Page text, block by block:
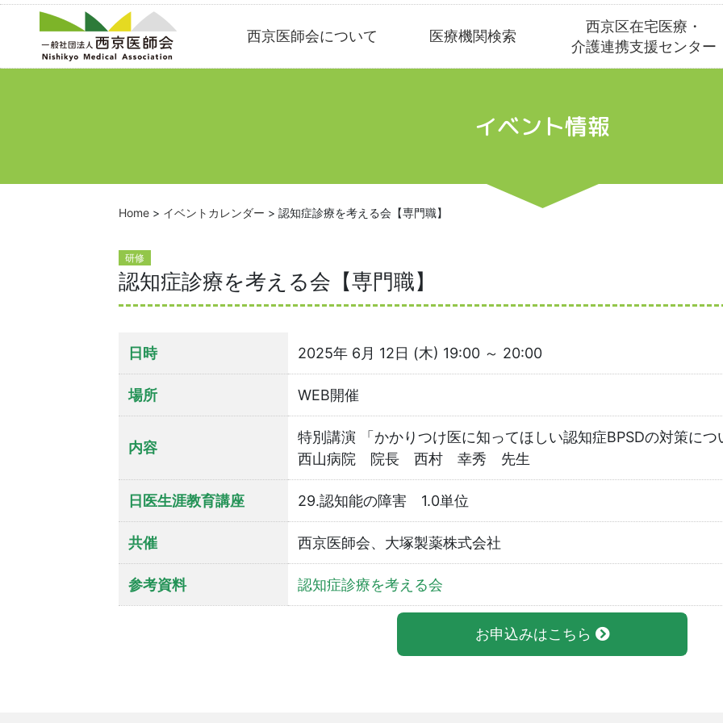
content
西京医師会について 医療機関検索
西京区在宅医療・
介護連携支援センター
イベント情報
Home > イベントカレンダー > 認知症診療を考える会【専門職】
研修
認知症診療を考える会【専門職】
日時 2025年 6月 12日 (木) 19:00 ～ 20:00
場所 WEB開催
内容
特別講演 「かかりつけ医に知ってほしい認知症BPSDの対策につ
西山病院 院長 西村 幸秀 先生
日医生涯教育講座 29.認知能の障害 1.0単位
共催 西京医師会、大塚製薬株式会社
参考資料 認知症診療を考える会
お申込みはこちら